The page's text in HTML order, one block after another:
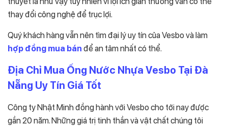
thay đổi công nghệ để trục lợi.
Quý khách hàng vẫn nên tìm đại lý uy tín của Vesbo và làm
hợp đồng mua bán để an tâm nhất có thể.
Địa Chỉ Mua Ống Nước Nhựa Vesbo Tại Đà
Nẵng Uy Tín Giá Tốt
Công ty Nhật Minh đồng hành với Vesbo cho tới nay được
gần 20 năm. Những giá trị tinh thần và vật chất chúng tôi